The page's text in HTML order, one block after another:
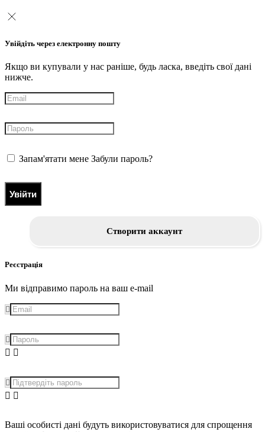
Увійдіть через електронну пошту
Якщо ви купували у нас раніше, будь ласка, введіть свої дані
нижче.
Запам'ятати мене Забули пароль?
Увійти
Створити аккаунт
Реєстрація
Ми відправимо пароль на ваш e-mail
Ваші особисті дані будуть використовуватися для спрощення